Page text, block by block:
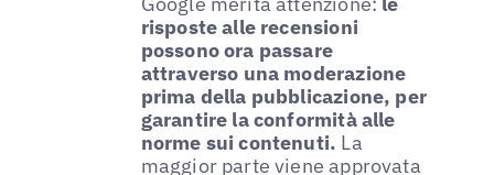
risposte alle recensioni
possono ora passare
attraverso una moderazione
prima della pubblicazione, per
garantire la conformità alle
norme sui contenuti. La
maggior parte viene approvata